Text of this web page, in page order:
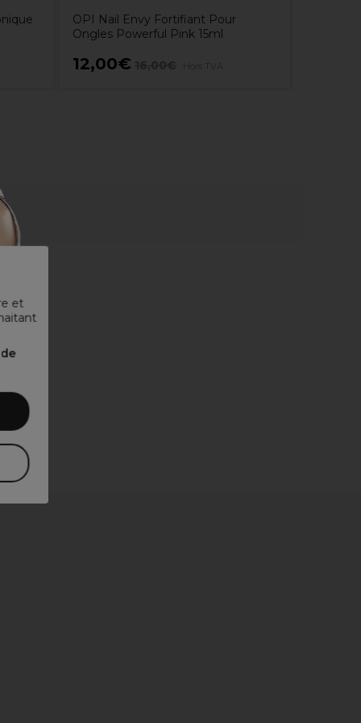
et
OPI Nail Envy Fortifiant Pour
Ongles Powerful Pink 15ml
12,00€